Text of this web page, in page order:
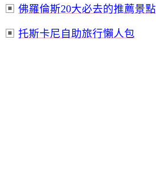
▣ 佛羅倫斯20大必去的推薦景點
▣ 托斯卡尼自助旅行懶人包